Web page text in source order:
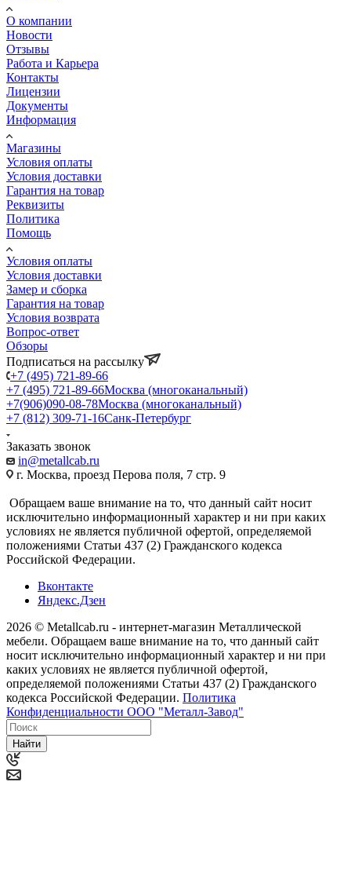
О компании
Новости
Отзывы
Работа и Карьера
Контакты
Лицензии
Документы
Информация
Магазины
Условия оплаты
Условия доставки
Гарантия на товар
Реквизиты
Политика
Помощь
Условия оплаты
Условия доставки
Замер и сборка
Гарантия на товар
Условия возврата
Вопрос-ответ
Обзоры
Подписаться на рассылку
+7 (495) 721-89-66
+7 (495) 721-89-66Москва (многоканальный)
+7(906)090-08-78Москва (многоканальный)
+7 (812) 309-71-16Санк-Петербург
Заказать звонок
in@metallcab.ru
г. Москва, проезд Перова поля, 7 стр. 9
Обращаем ваше внимание на то, что данный сайт носит
исключительно информационный характер и ни при каких
условиях не является публичной офертой, определяемой
положениями Статьи 437 (2) Гражданского кодекса
Российской Федерации.
Вконтакте
Яндекс.Дзен
2026 © Metallcab.ru - интернет-магазин Металлической
мебели. Обращаем ваше внимание на то, что данный сайт
носит исключительно информационный характер и ни при
каких условиях не является публичной офертой,
определяемой положениями Статьи 437 (2) Гражданского
кодекса Российской Федерации. Политика
Конфиденциальности ООО "Металл-Завод"
Найти